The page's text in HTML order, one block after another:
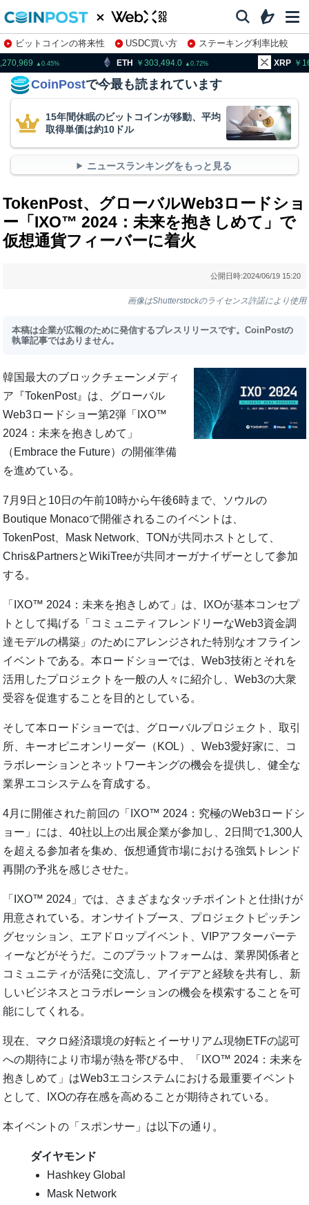
ビットコインの将来性 USDC買い方
ステーキング利率比較
株特集・関連銘柄
0.45 ETH 303,494.0 0.72 XRP
CoinPostで今最も読まれています
15年間休眠のビットコインが移動、平均
取得単価は約10ドル
ニュースランキングをもっと見る
TokenPost、グローバルWeb3ロードショ
ー「IXO™ 2024：未来を抱きしめて」で
仮想通貨フィーバーに着火
公開日時:2024/06/19 15:20
画像はShutterstockのライセンス許諾により使用
本稿は企業が広報のために発信するプレスリリースです。CoinPostの
執筆記事ではありません。
韓国最大のブロックチェーンメディ
ア『TokenPost』は、グローバル
Web3ロードショー第2弾「IXO™
2024：未来を抱きしめて」
（Embrace the Future）の開催準備
を進めている。
7月9日と10日の午前10時から午後6時まで、ソウルの
Boutique Monacoで開催されるこのイベントは、
TokenPost、Mask Network、TONが共同ホストとして、
Chris&PartnersとWikiTreeが共同オーガナイザーとして参加
する。
「IXO™ 2024：未来を抱きしめて」は、IXOが基本コンセプ
トとして掲げる「コミュニティフレンドリーなWeb3資金調
達モデルの構築」のためにアレンジされた特別なオフライン
イベントである。本ロードショーでは、Web3技術とそれを
活用したプロジェクトを一般の人々に紹介し、Web3の大衆
受容を促進することを目的としている。
そして本ロードショーでは、グローバルプロジェクト、取引
所、キーオピニオンリーダー（KOL）、Web3愛好家に、コ
ラボレーションとネットワーキングの機会を提供し、健全な
業界エコシステムを育成する。
4月に開催された前回の「IXO™ 2024：究極のWeb3ロードシ
ョー」には、40社以上の出展企業が参加し、2日間で1,300人
を超える参加者を集め、仮想通貨市場における強気トレンド
再開の予兆を感じさせた。
「IXO™ 2024」では、さまざまなタッチポイントと仕掛けが
用意されている。オンサイトブース、プロジェクトピッチン
グセッション、エアドロップイベント、VIPアフターパーテ
ィーなどがそうだ。このプラットフォームは、業界関係者と
コミュニティが活発に交流し、アイデアと経験を共有し、新
しいビジネスとコラボレーションの機会を模索することを可
能にしてくれる。
現在、マクロ経済環境の好転とイーサリアム現物ETFの認可
への期待により市場が熱を帯びる中、「IXO™ 2024：未来を
抱きしめて」はWeb3エコシステムにおける最重要イベント
として、IXOの存在感を高めることが期待されている。
本イベントの「スポンサー」は以下の通り。
ダイヤモンド
Hashkey Global
Mask Network